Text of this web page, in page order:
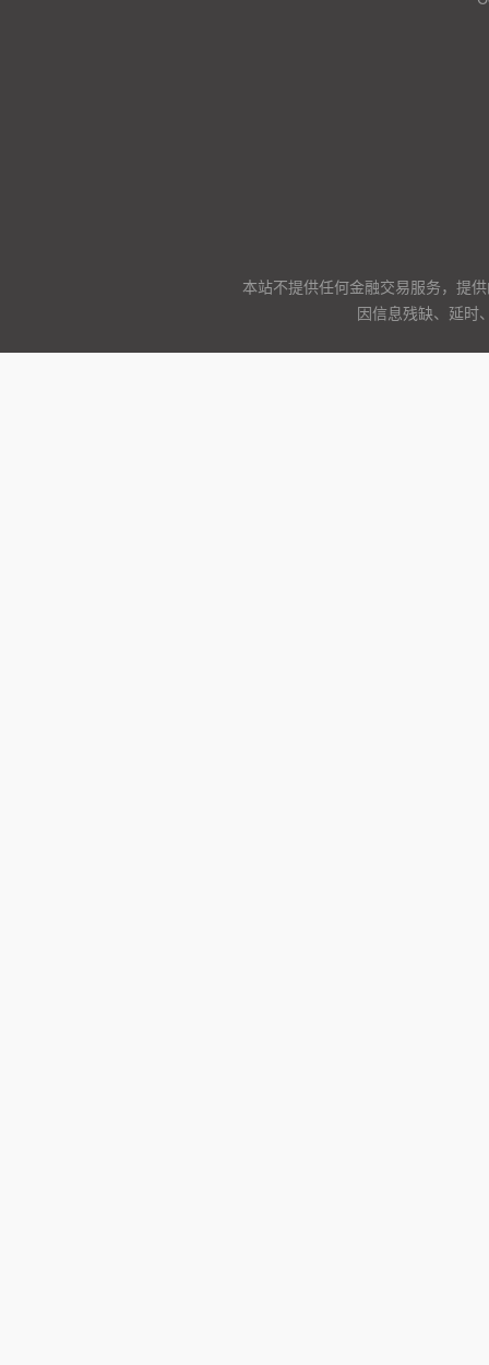
本站不提供任何金融交易服务，提
因信息残缺、延时